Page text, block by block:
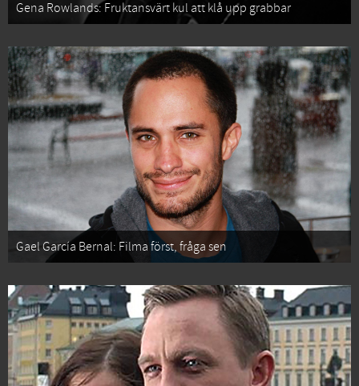
Gena Rowlands: Fruktansvärt kul att klå upp grabbar
Gael García Bernal: Filma först, fråga sen